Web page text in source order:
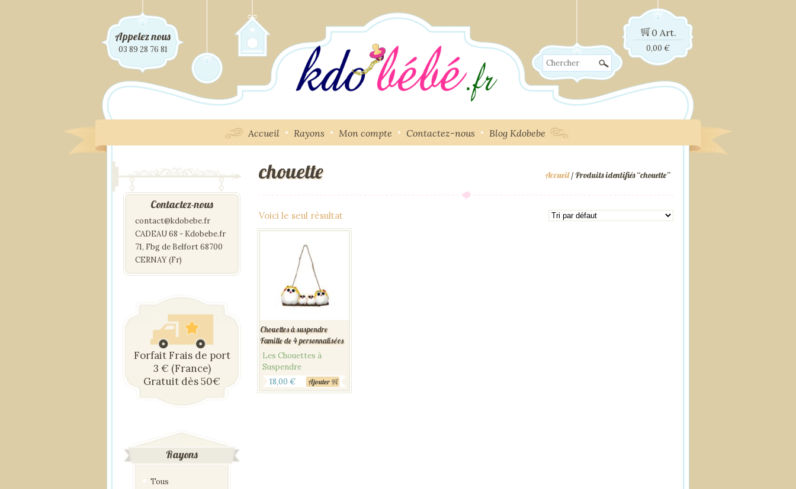
Appelez nous
03 89 28 76 81
Chercher
0 Art.
0,00 €
Accueil Rayons Mon compte Contactez-nous Blog Kdobebe
Accueil/ Produits identifiés “chouette”
chouette
Voici le seul résultat
Chouettes à suspendre
Famille de 4 personnalisées
Les Chouettes à
Suspendre
18,00 € Ajouter
Contactez-nous
contact@kdobebe.fr
CADEAU 68 - Kdobebe.fr
71, Fbg de Belfort 68700
CERNAY (Fr)
Forfait Frais de port
3 € (France)
Gratuit dès 50€
Rayons
Tous